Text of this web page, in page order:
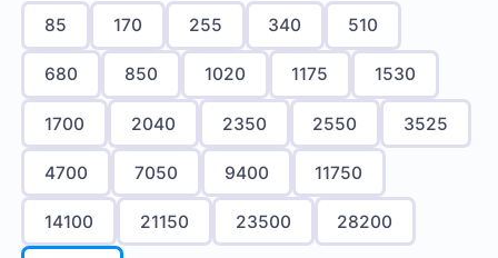
85 170 255 340 510
680 850 1020 1175 1530
1700 2040 2350 2550 3525
4700 7050 9400 11750
14100 21150 23500 28200